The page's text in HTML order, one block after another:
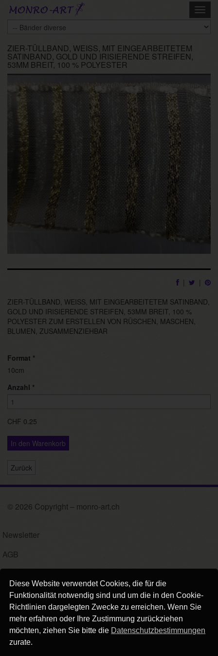
Diese Website verwendet Cookies, die für die
Funktionalität notwendig sind und um die in den Cookie-
Richtlinien dargelegten Zwecke zu erreichen. Wenn Sie
mehr erfahren oder Ihre Zustimmung zurückziehen
möchten, ziehen Sie bitte die Datenschutzbestimmungen
zurate.
Skip
ZIER-TÜLLBAND, WEISS, MIT EINGEARBEITETEM
SATINBAND, GOLD UND IRISIERENDE STREIFEN,
53MM BREIT, 100 % POLYESTER
|
|
ZIER-TÜLLBAND, WEISS, MIT EINGEARBEITETEM SATINBAND,
GOLD UND IRISIERENDE STREIFEN, 53MM BREIT, 100 %
POLYESTER ZUM ERSTELLEN VON RÜSCHEN, MASCHEN,
BLUMEN, ZUSAMMENZIEHBAR
Format *
10cm
Anzahl *
CHF 0.25
In den Warenkorb
Zurück
© 2026 Copyright – monro-art.ch
Newsletter
AGB
Versand
Kontakt
Links